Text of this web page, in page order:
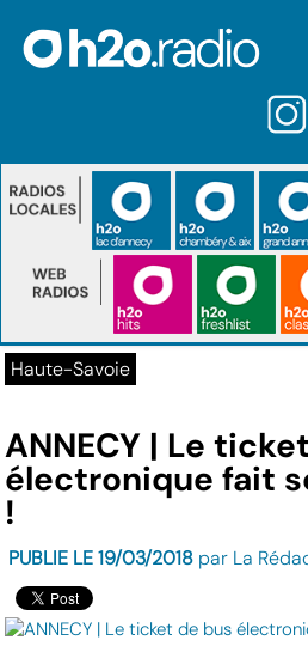
Haute-Savoie
ANNECY | Le
électronique fait
!
PUBLIE LE 19/03/2018 par La